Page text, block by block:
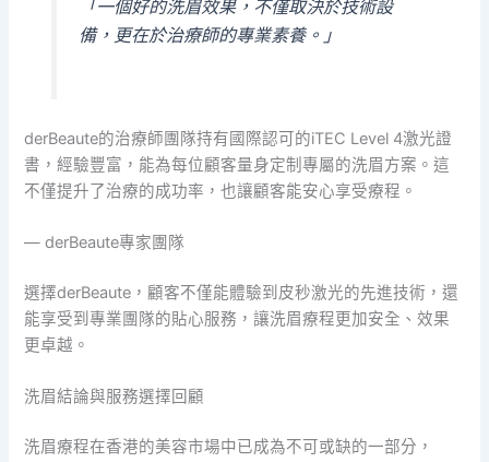
「一個好的洗眉效果，不僅取決於技術設
備，更在於治療師的專業素養。」
derBeaute的治療師團隊持有國際認可的iTEC Level 4激光證
書，經驗豐富，能為每位顧客量身定制專屬的洗眉方案。這
不僅提升了治療的成功率，也讓顧客能安心享受療程。
— derBeaute專家團隊
選擇derBeaute，顧客不僅能體驗到皮秒激光的先進技術，還
能享受到專業團隊的貼心服務，讓洗眉療程更加安全、效果
更卓越。
洗眉結論與服務選擇回顧
洗眉療程在香港的美容市場中已成為不可或缺的一部分，